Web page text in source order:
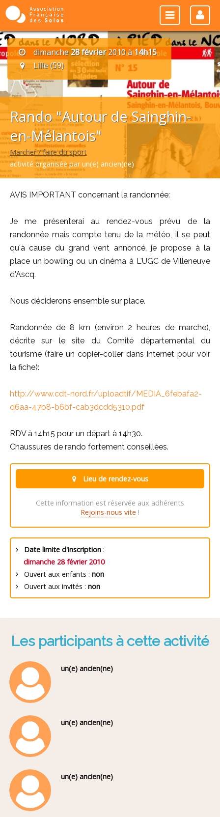
dimanche 28 février2010 à14h15
Lille (59)
Rando "Autour de Sainghin-
en-Mélantois"
Marcher / faire du sport
activité organisée par un(e) ancien(ne)
AVIS IMPORTANT concernant la randonnée:
Je me présenterai au rendez-vous prévu de la
randonnée mais compte tenu de la météo, il se peut
qu'à cause du grand vent annoncé, je propose à la
place un bowling ou un cinéma à L'UGC de Villeneuve
d'Ascq.
Nous déciderons ensemble sur place.
Randonnée de 8 km (environ 2 heures de marche),
décrite sur le site du Comité départemental du
tourisme (faire un copier-coller dans internet pour voir
la fiche):
http://www.cdt-nord.fr/uploadtif/MEDIA_6febafa2-
d6aa-47b8-b6bf-cab3dcdd5310.pdf
RDV à 14h15 pour un départ à 14h30.
Chaussures de rando fortement conseillées.
Lieu de rendez-vous
Cette information est réservée aux adhérents
Rejoins-nous vite !
Date limite d'inscription :
dimanche 28 février 2010
Ouvert aux enfants : non
Ouvert aux invités : non
Les participants à cette activité
un(e) ancien(ne)
un(e) ancien(ne)
un(e) ancien(ne)